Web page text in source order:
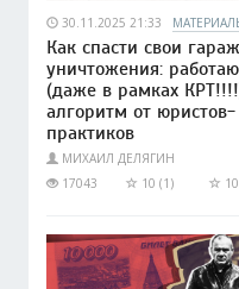
30.11.2025 21:33
Как спасти свои
уничтожения:
(даже в рамках
алгоритм от юристов-
практиков
МИХАИЛ ДЕЛЯГИН
17043
10 (1)